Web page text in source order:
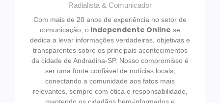
Radialista & Comunicador
Com mais de 20 anos de experiência no setor de
comunicação, o Independente Online se
dedica a levar informações verdadeiras, objetivas e
transparentes sobre os principais acontecimentos
da cidade de Andradina-SP. Nosso compromisso é
ser uma fonte confiável de notícias locais,
conectando a comunidade aos fatos mais
relevantes, sempre com ética e responsabilidade,